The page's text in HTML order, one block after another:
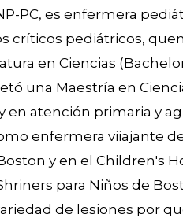
PC, es enfermera
críticos pediátricos,
en Ciencias
una Maestría en
en atención primaria y
enfermera viiajante
y en el Children's
para Niños de
de lesiones por